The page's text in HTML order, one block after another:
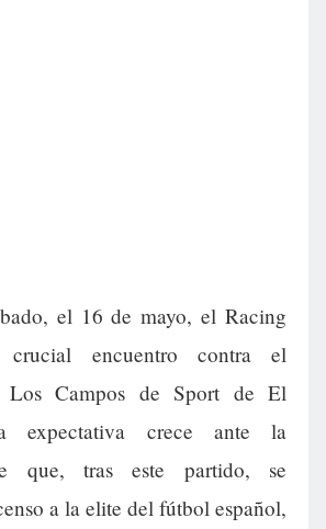
el 16 de mayo, el Racing
crucial encuentro contra el
Los Campos de Sport de El
expectativa crece ante la
que, tras este partido, se
a la elite del fútbol español,